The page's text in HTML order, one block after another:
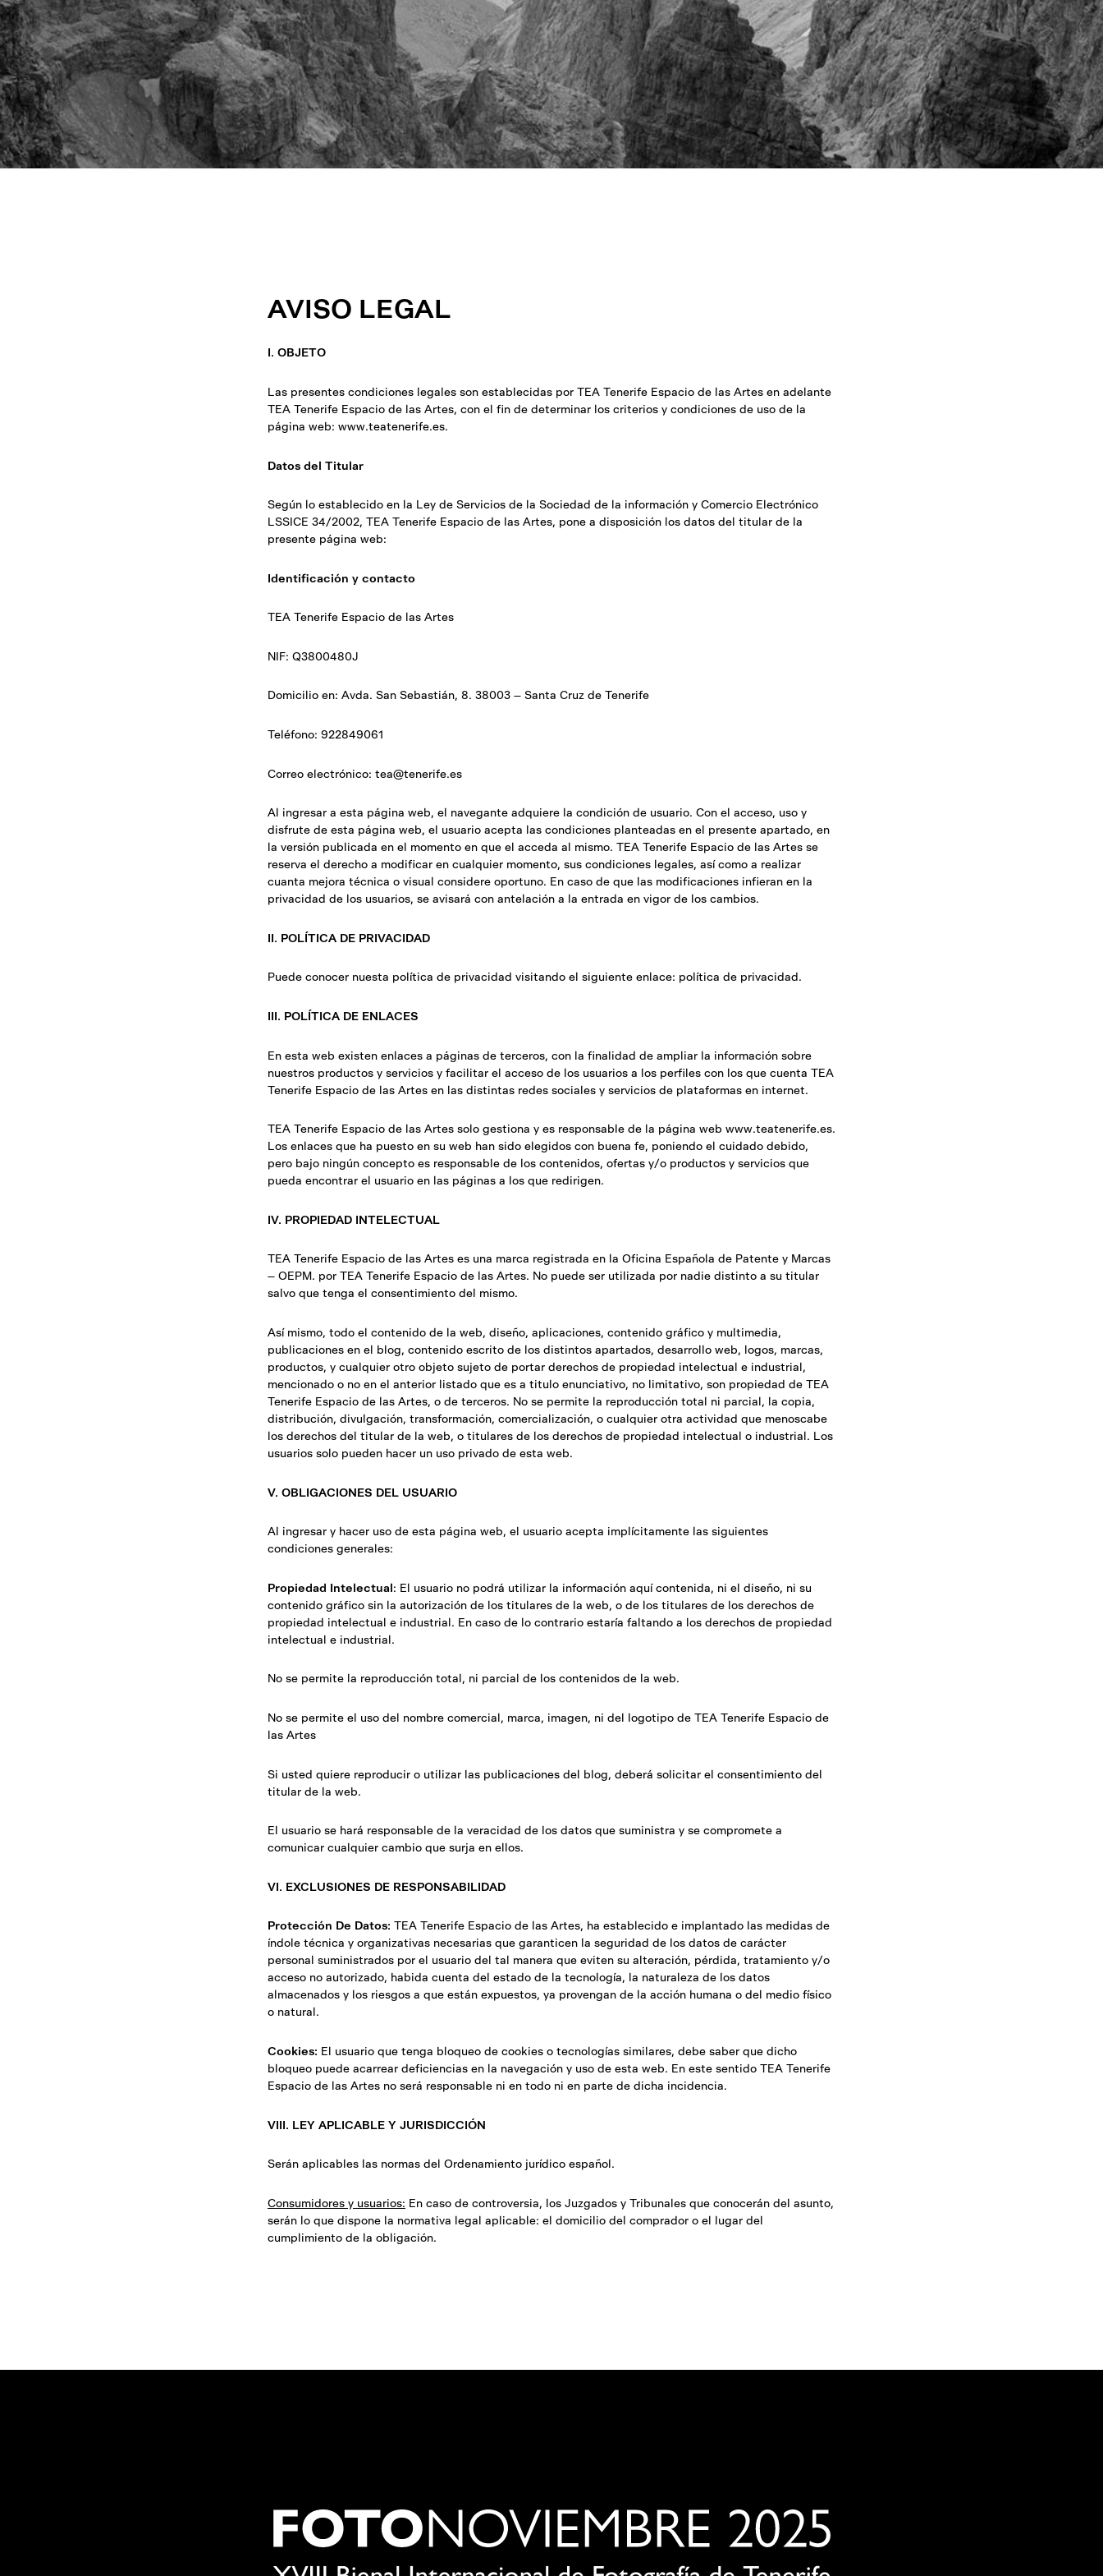
AVISO LEGAL
I. OBJETO
Las presentes condiciones legales son establecidas por TEA Tenerife Espacio de las Artes en adelante
TEA Tenerife Espacio de las Artes, con el fin de determinar los criterios y condiciones de uso de la
página web: www.teatenerife.es.
Datos del Titular
Según lo establecido en la Ley de Servicios de la Sociedad de la información y Comercio Electrónico
LSSICE 34/2002, TEA Tenerife Espacio de las Artes, pone a disposición los datos del titular de la
presente página web:
Identificación y contacto
TEA Tenerife Espacio de las Artes
NIF: Q3800480J
Domicilio en: Avda. San Sebastián, 8. 38003 – Santa Cruz de Tenerife
Teléfono: 922849061
Correo electrónico: tea@tenerife.es
Al ingresar a esta página web, el navegante adquiere la condición de usuario. Con el acceso, uso y
disfrute de esta página web, el usuario acepta las condiciones planteadas en el presente apartado, en
la versión publicada en el momento en que el acceda al mismo. TEA Tenerife Espacio de las Artes se
reserva el derecho a modificar en cualquier momento, sus condiciones legales, así como a realizar
cuanta mejora técnica o visual considere oportuno. En caso de que las modificaciones infieran en la
privacidad de los usuarios, se avisará con antelación a la entrada en vigor de los cambios.
II. POLÍTICA DE PRIVACIDAD
Puede conocer nuesta política de privacidad visitando el siguiente enlace: política de privacidad.
III. POLÍTICA DE ENLACES
En esta web existen enlaces a páginas de terceros, con la finalidad de ampliar la información sobre
nuestros productos y servicios y facilitar el acceso de los usuarios a los perfiles con los que cuenta TEA
Tenerife Espacio de las Artes en las distintas redes sociales y servicios de plataformas en internet.
TEA Tenerife Espacio de las Artes solo gestiona y es responsable de la página web www.teatenerife.es.
Los enlaces que ha puesto en su web han sido elegidos con buena fe, poniendo el cuidado debido,
pero bajo ningún concepto es responsable de los contenidos, ofertas y/o productos y servicios que
pueda encontrar el usuario en las páginas a los que redirigen.
IV. PROPIEDAD INTELECTUAL
TEA Tenerife Espacio de las Artes es una marca registrada en la Oficina Española de Patente y Marcas
– OEPM. por TEA Tenerife Espacio de las Artes. No puede ser utilizada por nadie distinto a su titular
salvo que tenga el consentimiento del mismo.
Así mismo, todo el contenido de la web, diseño, aplicaciones, contenido gráfico y multimedia,
publicaciones en el blog, contenido escrito de los distintos apartados, desarrollo web, logos, marcas,
productos, y cualquier otro objeto sujeto de portar derechos de propiedad intelectual e industrial,
mencionado o no en el anterior listado que es a titulo enunciativo, no limitativo, son propiedad de TEA
Tenerife Espacio de las Artes, o de terceros. No se permite la reproducción total ni parcial, la copia,
distribución, divulgación, transformación, comercialización, o cualquier otra actividad que menoscabe
los derechos del titular de la web, o titulares de los derechos de propiedad intelectual o industrial. Los
usuarios solo pueden hacer un uso privado de esta web.
V. OBLIGACIONES DEL USUARIO
Al ingresar y hacer uso de esta página web, el usuario acepta implícitamente las siguientes
condiciones generales:
Propiedad Intelectual: El usuario no podrá utilizar la información aquí contenida, ni el diseño, ni su
contenido gráfico sin la autorización de los titulares de la web, o de los titulares de los derechos de
propiedad intelectual e industrial. En caso de lo contrario estaría faltando a los derechos de propiedad
intelectual e industrial.
No se permite la reproducción total, ni parcial de los contenidos de la web.
No se permite el uso del nombre comercial, marca, imagen, ni del logotipo de TEA Tenerife Espacio de
las Artes
Si usted quiere reproducir o utilizar las publicaciones del blog, deberá solicitar el consentimiento del
titular de la web.
El usuario se hará responsable de la veracidad de los datos que suministra y se compromete a
comunicar cualquier cambio que surja en ellos.
VI. EXCLUSIONES DE RESPONSABILIDAD
Protección De Datos: TEA Tenerife Espacio de las Artes, ha establecido e implantado las medidas de
índole técnica y organizativas necesarias que garanticen la seguridad de los datos de carácter
personal suministrados por el usuario del tal manera que eviten su alteración, pérdida, tratamiento y/o
acceso no autorizado, habida cuenta del estado de la tecnología, la naturaleza de los datos
almacenados y los riesgos a que están expuestos, ya provengan de la acción humana o del medio físico
o natural.
Cookies: El usuario que tenga bloqueo de cookies o tecnologías similares, debe saber que dicho
bloqueo puede acarrear deficiencias en la navegación y uso de esta web. En este sentido TEA Tenerife
Espacio de las Artes no será responsable ni en todo ni en parte de dicha incidencia.
VIII. LEY APLICABLE Y JURISDICCIÓN
Serán aplicables las normas del Ordenamiento jurídico español.
Consumidores y usuarios: En caso de controversia, los Juzgados y Tribunales que conocerán del asunto,
serán lo que dispone la normativa legal aplicable: el domicilio del comprador o el lugar del
cumplimiento de la obligación.